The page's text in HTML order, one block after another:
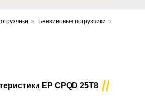
» Бензиновые погрузчики »
EP CPQD 25T8